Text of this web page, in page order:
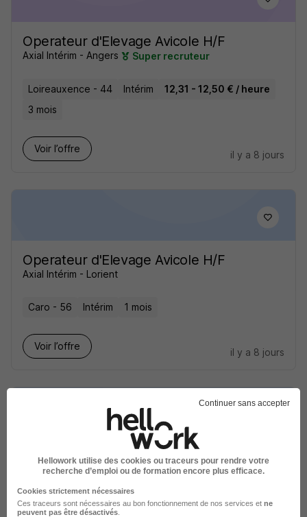
Operateur d'Elevage Avicole H/F
Axial Intérim - Angers Super recruteur
Loireauxence - 44 Intérim
12,31 - 12,50 € / heure
3 mois
Voir l’offre
il y a 8 jours
Operateur d'Elevage Avicole H/F
Axial Intérim - Lorient
Caro - 56 Intérim 1 mois
Voir l’offre
il y a 8 jours
Agent d'Elevage Porcin H/F
Slash Intérim
Châteaulin - 29 Intérim
Continuer sans accepter
Hellowork utilise des cookies ou traceurs pour rendre votre
recherche d’emploi ou de formation encore plus efficace.
Cookies strictement nécessaires
Ces traceurs sont nécessaires au bon fonctionnement de nos services et ne
peuvent pas être désactivés